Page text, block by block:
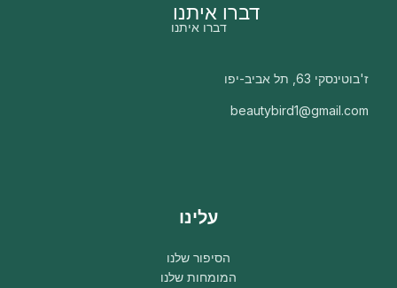
דברו איתנו
דברו איתנו
ז'בוטינסקי 63, תל אביב-יפו
beautybird1@gmail.com
עלינו
הסיפור שלנו
המומחות שלנו